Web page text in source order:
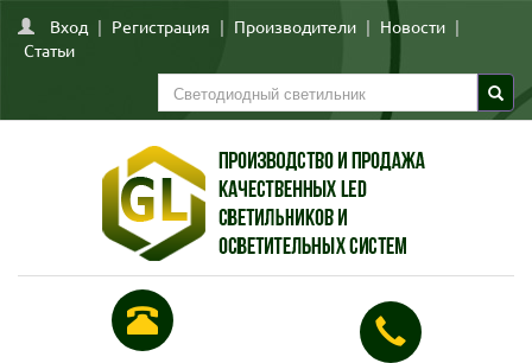
Вход | Регистрация | Производители | Новости |
Статьи